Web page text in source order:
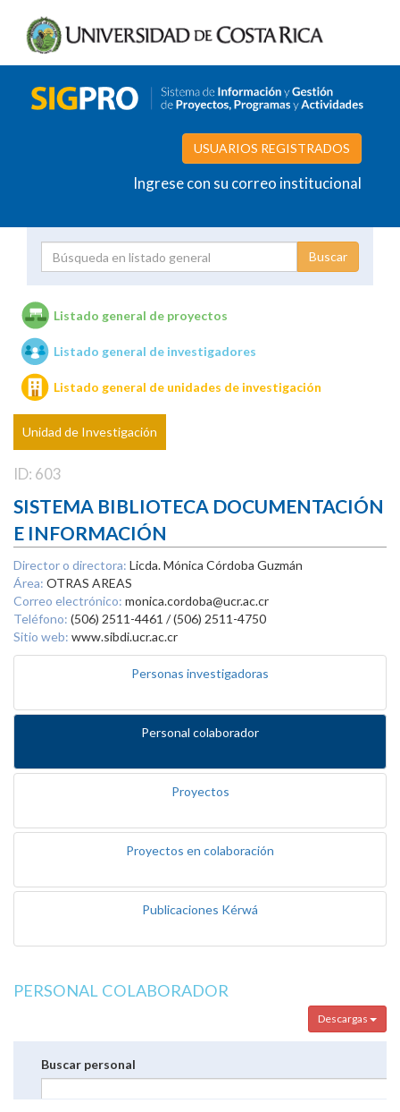
USUARIOS REGISTRADOS
Ingrese con su correo institucional
Unidades de investigación
Listado general de proyectos
Listado general de investigadores
Listado general de unidades de investigación
Unidad de Investigación
ID: 603
SISTEMA BIBLIOTECA DOCUMENTACIÓN
E INFORMACIÓN
Director o directora: Licda. Mónica Córdoba Guzmán
Área: OTRAS AREAS
Correo electrónico: monica.cordoba@ucr.ac.cr
Teléfono: (506) 2511-4461 / (506) 2511-4750
Sitio web: www.sibdi.ucr.ac.cr
Personas investigadoras
Personal colaborador
Proyectos
Proyectos en colaboración
Publicaciones Kérwá
PERSONAL COLABORADOR
Descargas
Buscar personal